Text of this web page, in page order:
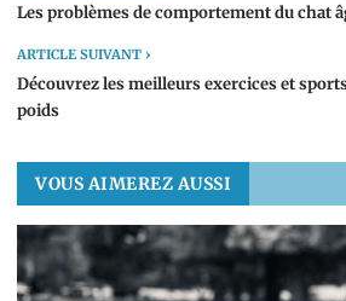
Les problèmes de comportement du chat
ARTICLE SUIVANT ›
Découvrez les meilleurs exercices et
poids
VOUS AIMEREZ AUSSI